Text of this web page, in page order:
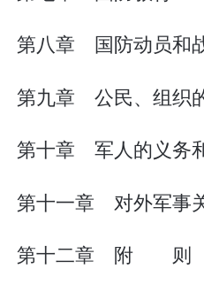
第八章 国防动员和
第九章 公民、组织
第十章 军人的义务
第十一章 对外军事
第十二章 附 则